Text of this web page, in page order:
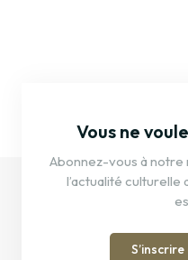
Vous ne
Abonnez-vous à
l’actualité culturelle